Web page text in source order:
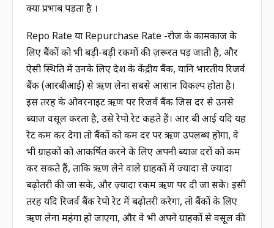
क्या प्रभाब पड़ता है ।
Repo Rate या Repurchase Rate -रोज के कामकाज के
लिए बैंकों को भी बड़ी-बड़ी रकमों की ज़रूरत पड़ जाती है, और
ऐसी स्थिति में उनके लिए देश के केंद्रीय बैंक, यानि भारतीय रिजर्व
बैंक (आरबीआई) से ऋण लेना सबसे आसान विकल्प होता है।
इस तरह के ओवरनाइट ऋण पर रिजर्व बैंक जिस दर से उनसे
ब्याज वसूल करता है, उसे रेपो रेट कहते हैं। आर बी आई यदि यह
रेट कम कर देगा तो बैंकों को कम दर पर ऋण उपलब्ध होगा, वे
भी ग्राहकों को आकर्षित करने के लिए अपनी ब्याज दरों को कम
कर सकते हैं, ताकि ऋण लेने वाले ग्राहकों में ज़्यादा से ज़्यादा
बढ़ोतरी की जा सके, और ज़्यादा रकम ऋण पर दी जा सके। इसी
तरह यदि रिजर्व बैंक रेपो रेट में बढ़ोतरी करेगा, तो बैंकों के लिए
ऋण लेना महंगा हो जाएगा, और वे भी अपने ग्राहकों से वसूल की